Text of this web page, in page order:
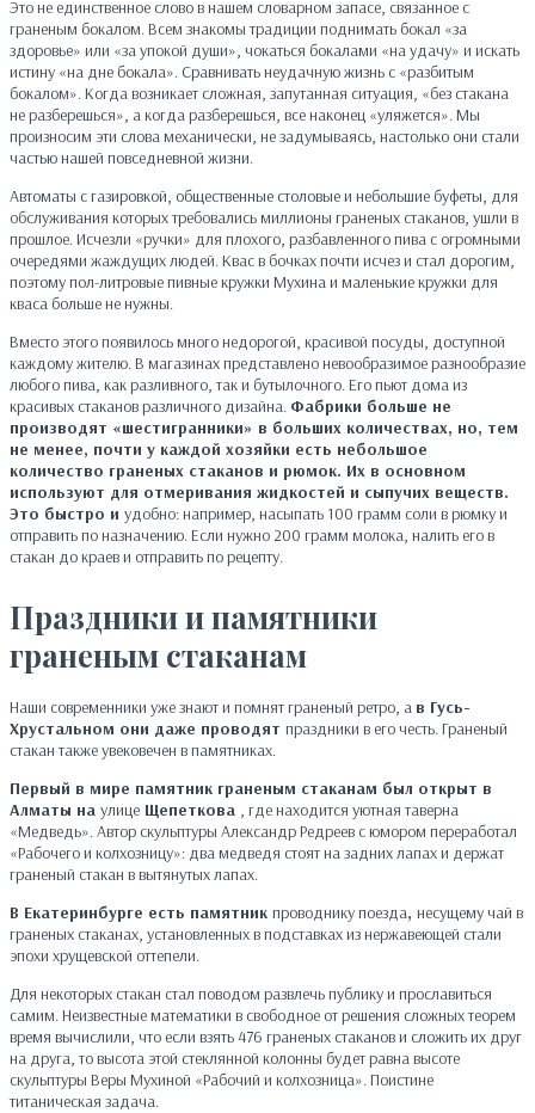
Это не единственное слово в нашем словарном запасе, связанное с
граненым бокалом. Всем знакомы традиции поднимать бокал «за
здоровье» или «за упокой души», чокаться бокалами «на удачу» и искать
истину «на дне бокала». Сравнивать неудачную жизнь с «разбитым
бокалом». Когда возникает сложная, запутанная ситуация, «без стакана
не разберешься», а когда разберешься, все наконец «уляжется». Мы
произносим эти слова механически, не задумываясь, настолько они стали
частью нашей повседневной жизни.
Автоматы с газировкой, общественные столовые и небольшие буфеты, для
обслуживания которых требовались миллионы граненых стаканов, ушли в
прошлое. Исчезли «ручки» для плохого, разбавленного пива с огромными
очередями жаждущих людей. Квас в бочках почти исчез и стал дорогим,
поэтому пол-литровые пивные кружки Мухина и маленькие кружки для
кваса больше не нужны.
Вместо этого появилось много недорогой, красивой посуды, доступной
каждому жителю. В магазинах представлено невообразимое разнообразие
любого пива, как разливного, так и бутылочного. Его пьют дома из
красивых стаканов различного дизайна. Фабрики больше не
производят «шестигранники» в больших количествах, но, тем
не менее, почти у каждой хозяйки есть небольшое
количество граненых стаканов и рюмок. Их в основном
используют для отмеривания жидкостей и сыпучих веществ.
Это быстро и удобно: например, насыпать 100 грамм соли в рюмку и
отправить по назначению. Если нужно 200 грамм молока, налить его в
стакан до краев и отправить по рецепту.
Праздники и памятники
граненым стаканам
Наши современники уже знают и помнят граненый ретро, а в Гусь-
Хрустальном они даже проводят праздники в его честь. Граненый
стакан также увековечен в памятниках.
Первый в мире памятник граненым стаканам был открыт в
Алматы на улице Щепеткова , где находится уютная таверна
«Медведь». Автор скульптуры Александр Редреев с юмором переработал
«Рабочего и колхозницу»: два медведя стоят на задних лапах и держат
граненый стакан в вытянутых лапах.
В Екатеринбурге есть памятник проводнику поезда, несущему чай в
граненых стаканах, установленных в подставках из нержавеющей стали
эпохи хрущевской оттепели.
Для некоторых стакан стал поводом развлечь публику и прославиться
самим. Неизвестные математики в свободное от решения сложных теорем
время вычислили, что если взять 476 граненых стаканов и сложить их друг
на друга, то высота этой стеклянной колонны будет равна высоте
скульптуры Веры Мухиной «Рабочий и колхозница». Поистине
титаническая задача.